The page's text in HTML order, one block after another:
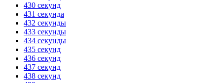
430 секунд
431 секунда
432 секунды
433 секунды
434 секунды
435 секунд
436 секунд
437 секунд
438 секунд